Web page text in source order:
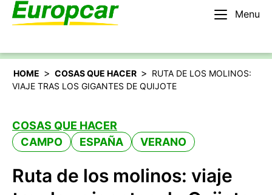
Menu
Español
HOME > COSAS QUE HACER > RUTA DE LOS MOLINOS:
VIAJE TRAS LOS GIGANTES DE QUIJOTE
COSAS QUE HACER
CAMPO
ESPAÑA VERANO
Ruta de los molinos: viaje